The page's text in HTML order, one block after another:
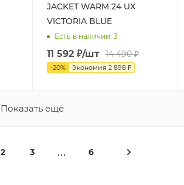
JACKET WARM 24 UX
VICTORIA BLUE
Есть в наличии: 3
11 592₽/шт 14 490₽
-20% Экономия 2 898₽
Показать еще
2 3 6